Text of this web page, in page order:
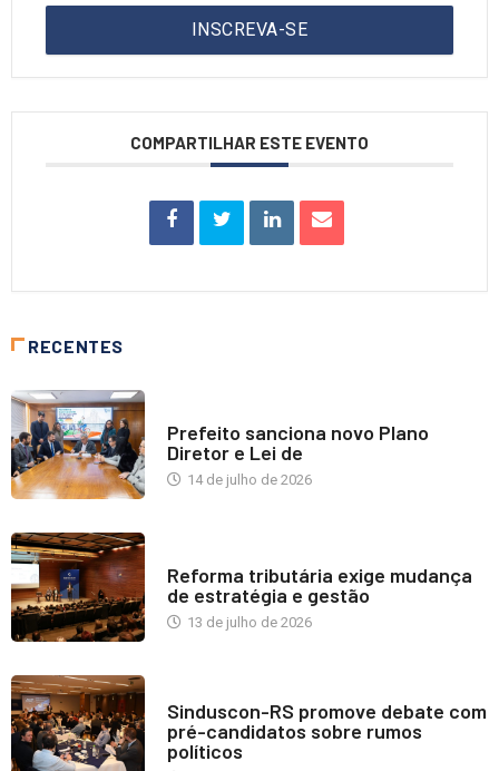
INSCREVA-SE
COMPARTILHAR ESTE EVENTO
RECENTES
Prefeito sanciona novo Plano
Diretor e Lei de
14 de julho de 2026
Reforma tributária exige mudança
de estratégia e gestão
13 de julho de 2026
Sinduscon-RS promove debate com
pré-candidatos sobre rumos
políticos